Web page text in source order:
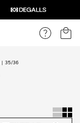
35/36